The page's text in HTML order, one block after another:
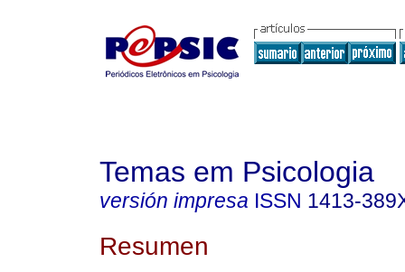
Temas em Psicologia
versión impresa ISSN 1413-
Resumen